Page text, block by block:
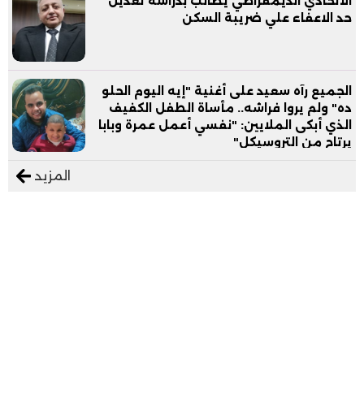
حد الاعفاء علي ضريبة السكن
الجميع رآه سعيد على أغنية "إيه اليوم الحلو
ده" ولم يروا فراشه.. مأساة الطفل الكفيف
الذي أبكى الملايين: "نفسي أعمل عمرة وبابا
يرتاح من التروسيكل"
المزيد